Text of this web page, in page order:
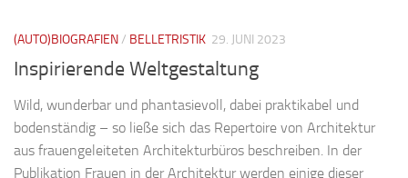
(AUTO)BIOGRAFIEN/ BELLETRISTIK 29. JUNI 2023
Inspirierende Weltgestaltung
Wild, wunderbar und phantasievoll, dabei praktikabel und
bodenständig – so ließe sich das Repertoire von Architektur
aus frauengeleiteten Architekturbüros beschreiben. In der
Publikation Frauen in der Architektur werden einige dieser